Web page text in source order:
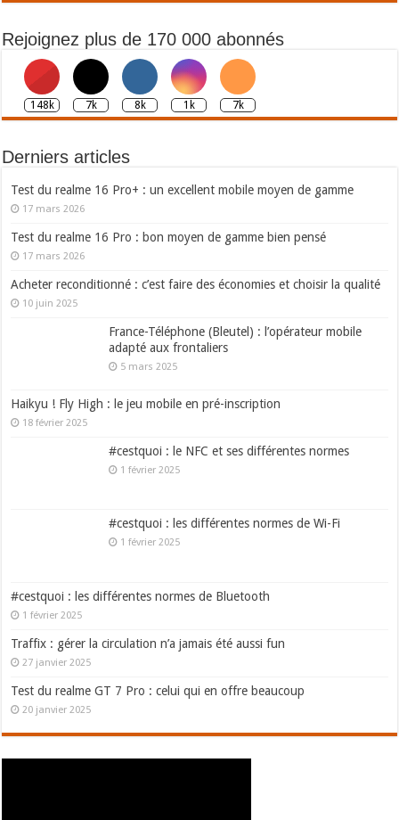
Rejoignez plus de 170 000 abonnés
148k 7k 8k 1k 7k
Derniers articles
Test du realme 16 Pro+ : un excellent mobile moyen de gamme
17 mars 2026
Test du realme 16 Pro : bon moyen de gamme bien pensé
17 mars 2026
Acheter reconditionné : c’est faire des économies et choisir la qualité
10 juin 2025
France-Téléphone (Bleutel) : l’opérateur mobile
adapté aux frontaliers
5 mars 2025
Haikyu ! Fly High : le jeu mobile en pré-inscription
18 février 2025
#cestquoi : le NFC et ses différentes normes
1 février 2025
#cestquoi : les différentes normes de Wi-Fi
1 février 2025
#cestquoi : les différentes normes de Bluetooth
1 février 2025
Traffix : gérer la circulation n’a jamais été aussi fun
27 janvier 2025
Test du realme GT 7 Pro : celui qui en offre beaucoup
20 janvier 2025